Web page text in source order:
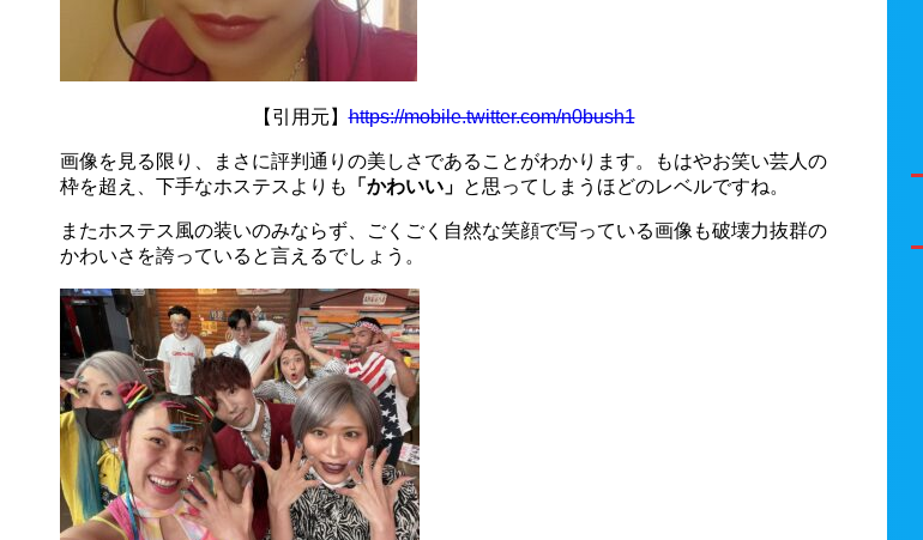
【引用元】https://mobile.twitter.com/n0bush1
画像を見る限り、まさに評判通りの美しさであることがわかります。もはやお笑い芸人の
枠を超え、下手なホステスよりも
「かわいい」 と思ってしまうほどのレベルですね。
またホステス風の装いのみならず、ごくごく自然な笑顔で写っている画像も破壊力抜群の
かわいさを誇っていると言えるでしょう。